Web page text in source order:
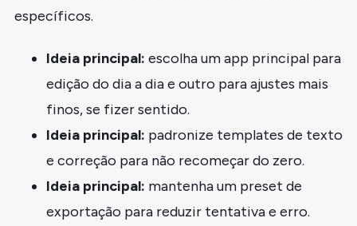
específicos.
Ideia principal: escolha um app principal para
edição do dia a dia e outro para ajustes mais
finos, se fizer sentido.
Ideia principal: padronize templates de texto
e correção para não recomeçar do zero.
Ideia principal: mantenha um preset de
exportação para reduzir tentativa e erro.